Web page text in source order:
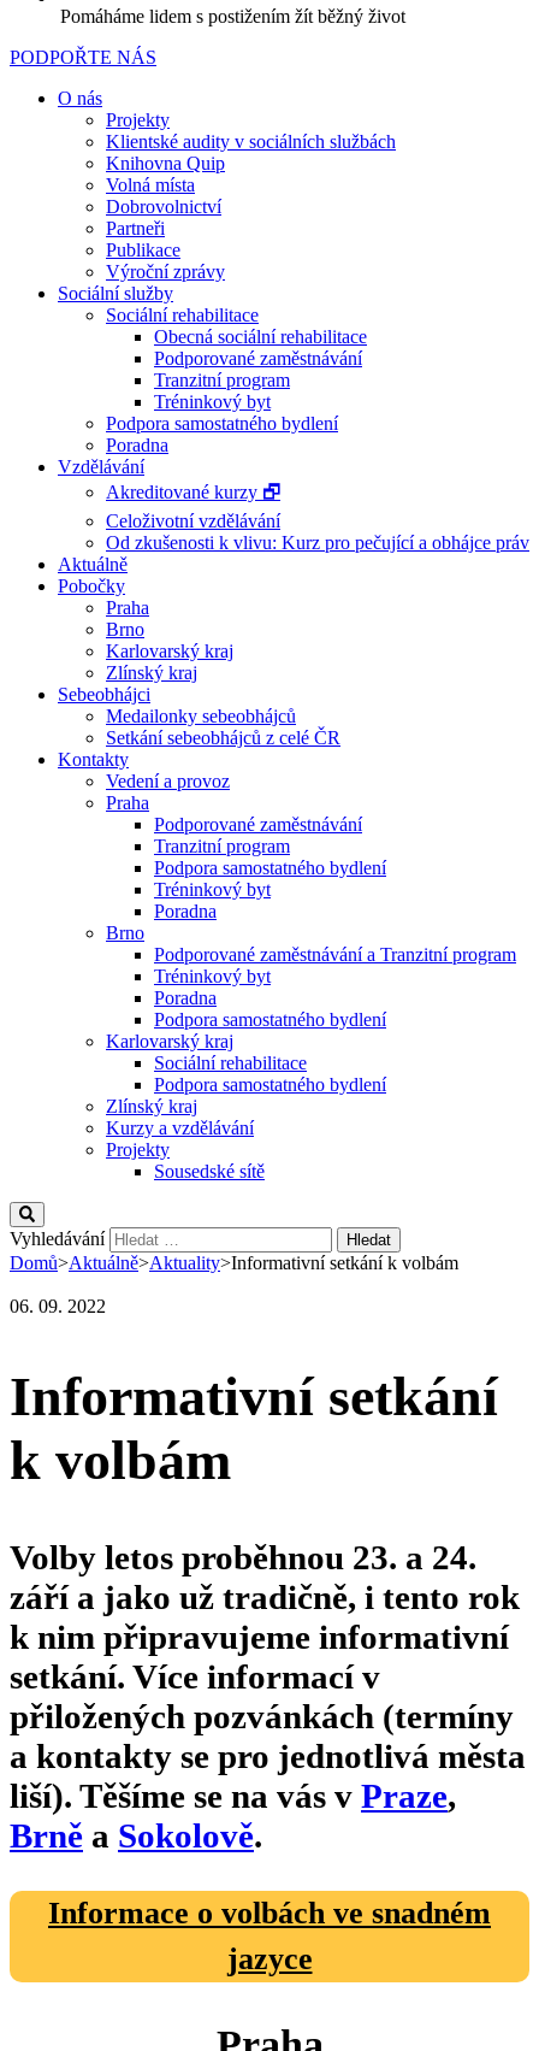
Pomáháme lidem s postižením žít běžný život
PODPOŘTE NÁS
O nás
Projekty
Klientské audity v sociálních službách
Knihovna Quip
Volná místa
Dobrovolnictví
Partneři
Publikace
Výroční zprávy
Sociální služby
Sociální rehabilitace
Obecná sociální rehabilitace
Podporované zaměstnávání
Tranzitní program
Tréninkový byt
Podpora samostatného bydlení
Poradna
Vzdělávání
Akreditované kurzy 🗗
Celoživotní vzdělávání
Od zkušenosti k vlivu: Kurz pro pečující a obhájce práv
Aktuálně
Pobočky
Praha
Brno
Karlovarský kraj
Zlínský kraj
Sebeobhájci
Medailonky sebeobhájců
Setkání sebeobhájců z celé ČR
Kontakty
Vedení a provoz
Praha
Podporované zaměstnávání
Tranzitní program
Podpora samostatného bydlení
Tréninkový byt
Poradna
Brno
Podporované zaměstnávání a Tranzitní program
Tréninkový byt
Poradna
Podpora samostatného bydlení
Karlovarský kraj
Sociální rehabilitace
Podpora samostatného bydlení
Zlínský kraj
Kurzy a vzdělávání
Projekty
Sousedské sítě
Vyhledávání
Domů>Aktuálně>Aktuality>Informativní setkání k volbám
06. 09. 2022
Informativní setkání
k volbám
Volby letos proběhnou 23. a 24.
září a jako už tradičně, i tento rok
k nim připravujeme informativní
setkání. Více informací v
přiložených pozvánkách (termíny
a kontakty se pro jednotlivá města
liší). Těšíme se na vás v Praze,
Brně a Sokolově.
Informace o volbách ve snadném
jazyce